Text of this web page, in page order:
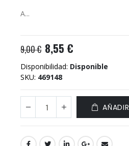
A...
9,00 € 8,55 €
Disponibilidad: Disponible
SKU 469148
AÑADIR